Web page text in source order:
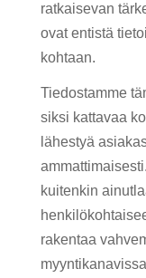
ratkaisevan
ovat entistä
kohtaan.
Tiedostamme
siksi kattavaa
lähestyä
kuitenkin
rakentaa